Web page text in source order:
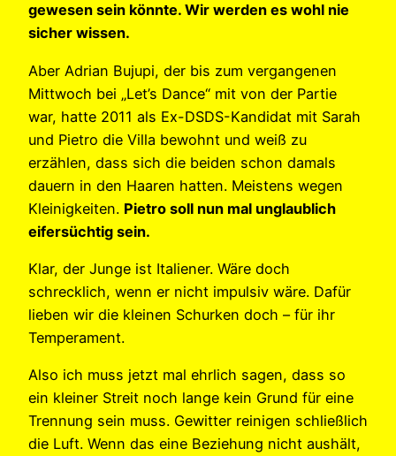
gewesen sein könnte. Wir werden es wohl nie
sicher wissen.
Aber Adrian Bujupi, der bis zum vergangenen
Mittwoch bei „Let’s Dance“ mit von der Partie
war, hatte 2011 als Ex-DSDS-Kandidat mit Sarah
und Pietro die Villa bewohnt und weiß zu
erzählen, dass sich die beiden schon damals
dauern in den Haaren hatten. Meistens wegen
Kleinigkeiten. Pietro soll nun mal unglaublich
eifersüchtig sein.
Klar, der Junge ist Italiener. Wäre doch
schrecklich, wenn er nicht impulsiv wäre. Dafür
lieben wir die kleinen Schurken doch – für ihr
Temperament.
Also ich muss jetzt mal ehrlich sagen, dass so
ein kleiner Streit noch lange kein Grund für eine
Trennung sein muss. Gewitter reinigen schließlich
die Luft. Wenn das eine Beziehung nicht aushält,